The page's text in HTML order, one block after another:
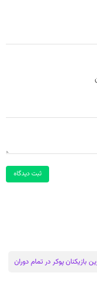
ثبت دیدگاه
بازیکنان پوکر در تمام دوران